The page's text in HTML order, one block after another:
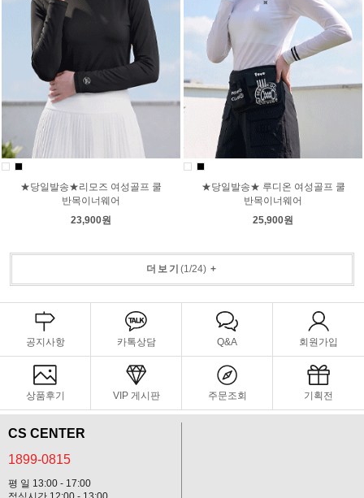
★당일발송★리모즈 여성골프 쿨
반목이너웨어
23,900원
★당일발송★ 루디온 여성골프 쿨
반목이너웨어
25,900원
더보기 (1/24) +
공지사항 카톡상담 Q&A 회원가입
상품후기 VIP 게시판 주문조회 기획전
CS CENTER
1899-0815
평 일 13:00 - 17:00